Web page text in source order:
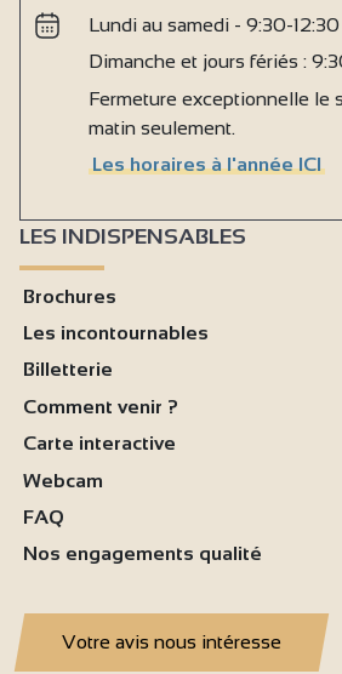
Lundi au samedi - 9:30-
Dimanche et jours fériés :
Fermeture exceptionnelle le
matin seulement.
Les horaires à l'année ICI
LES INDISPENSABLES
Brochures
Les incontournables
Billetterie
Comment venir ?
Carte interactive
Webcam
FAQ
Nos engagements qualité
Votre avis nous intéresse